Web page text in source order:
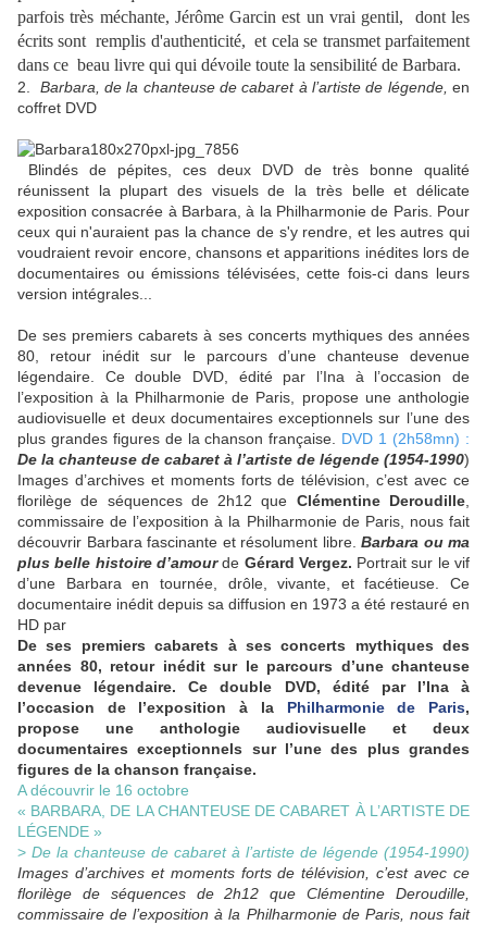
parfois très méchante, Jérôme Garcin est un vrai gentil, dont les
écrits sont remplis d'authenticité, et cela se transmet parfaitement
dans ce beau livre qui qui dévoile toute la sensibilité de Barbara.
2. ​ Barbara, de la chanteuse de cabaret à l’artiste de légende, en
coffret DVD
Blindés de pépites, ces deux DVD de très bonne qualité
réunissent la plupart des visuels de la très belle et délicate
exposition consacrée à Barbara, à la Philharmonie de Paris. Pour
ceux qui n'auraient pas la chance de s'y rendre, et les autres qui
voudraient revoir encore, chansons et apparitions inédites lors de
documentaires ou émissions télévisées, cette fois-ci dans leurs
version intégrales...
De ses premiers cabarets à ses concerts mythiques des années
80, retour inédit sur le parcours d’une chanteuse devenue
légendaire. Ce double DVD, édité par l’Ina à l’occasion de
l’exposition à la Philharmonie de Paris, propose une anthologie
audiovisuelle et deux documentaires exceptionnels sur l’une des
plus grandes figures de la chanson française. DVD 1 (2h58mn) :
De la chanteuse de cabaret à l’artiste de légende (1954-1990)
Images d’archives et moments forts de télévision, c’est avec ce
florilège de séquences de 2h12 que Clémentine Deroudille
commissaire de l’exposition à la Philharmonie de Paris, nous fait
découvrir Barbara fascinante et résolument libre. Barbara ou ma
plus belle histoire d’amourde Gérard Vergez. Portrait sur le vif
d’une Barbara en tournée, drôle, vivante, et facétieuse. Ce
documentaire inédit depuis sa diffusion en 1973 a été restauré en
HD par
De ses premiers cabarets à ses concerts mythiques des
années 80, retour inédit sur le parcours d’une chanteuse
devenue légendaire. Ce double DVD, édité par l’Ina à
l’occasion de l’exposition à la Philharmonie de Paris,
propose une anthologie audiovisuelle et deux
documentaires exceptionnels sur l’une des plus grandes
figures de la chanson française.
A découvrir le 16 octobre
« BARBARA, DE LA CHANTEUSE DE CABARET À L’ARTISTE DE
LÉGENDE »
> De la chanteuse de cabaret à l’artiste de légende (1954-1990)
Images d’archives et moments forts de télévision, c’est avec ce
florilège de séquences de 2h12 que Clémentine Deroudille,
commissaire de l’exposition à la Philharmonie de Paris, nous fait